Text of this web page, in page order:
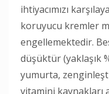
ihtiyacımızı
koruyucu kremler
engellemektedir.
düşüktür (yaklaşık
yumurta,
vitamini kaynakları